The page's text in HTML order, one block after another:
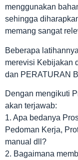
menggunakan
sehingga
memang sangat
Beberapa
merevisi Kebijakan
dan PERATURAN
Dengan mengikuti
akan terjawab:
1. Apa bedanya
Pedoman Kerja,
manual dll?
2. Bagaimana